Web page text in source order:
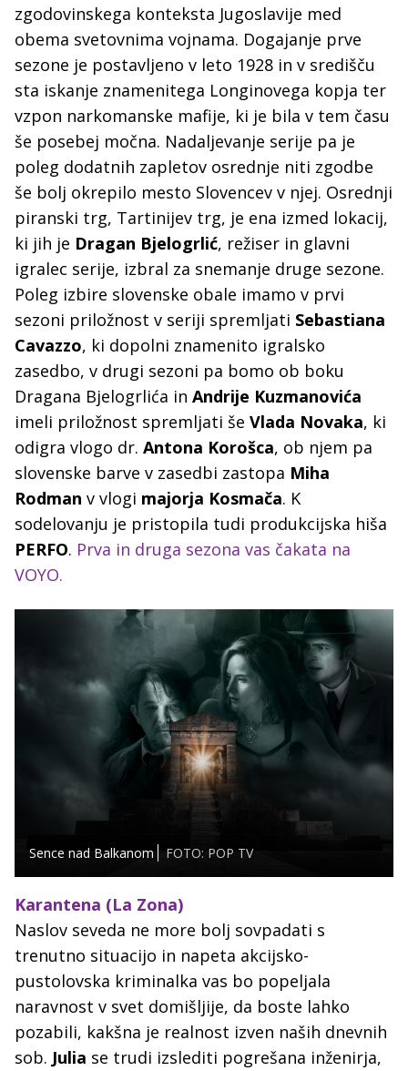
zgodovinskega konteksta Jugoslavije med
obema svetovnima vojnama. Dogajanje prve
sezone je postavljeno v leto 1928 in v središču
sta iskanje znamenitega Longinovega kopja ter
vzpon narkomanske mafije, ki je bila v tem času
še posebej močna. Nadaljevanje serije pa je
poleg dodatnih zapletov osrednje niti zgodbe
še bolj okrepilo mesto Slovencev v njej. Osrednji
piranski trg, Tartinijev trg, je ena izmed lokacij,
ki jih je Dragan Bjelogrlić, režiser in glavni
igralec serije, izbral za snemanje druge sezone.
Poleg izbire slovenske obale imamo v prvi
sezoni priložnost v seriji spremljati Sebastiana
Cavazzo, ki dopolni znamenito igralsko
zasedbo, v drugi sezoni pa bomo ob boku
Dragana Bjelogrlića in Andrije Kuzmanovića
imeli priložnost spremljati še Vlada Novaka, ki
odigra vlogo dr. Antona Korošca, ob njem pa
slovenske barve v zasedbi zastopa Miha
Rodman v vlogi majorja Kosmača. K
sodelovanju je pristopila tudi produkcijska hiša
PERFO. Prva in druga sezona vas čakata na
VOYO.
Sence nad Balkanom FOTO: POP TV
Karantena (La Zona)
Naslov seveda ne more bolj sovpadati s
trenutno situacijo in napeta akcijsko-
pustolovska kriminalka vas bo popeljala
naravnost v svet domišljije, da boste lahko
pozabili, kakšna je realnost izven naših dnevnih
sob. Julia se trudi izslediti pogrešana inženirja,